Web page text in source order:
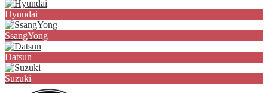
Hyundai
SsangYong
Datsun
Suzuki